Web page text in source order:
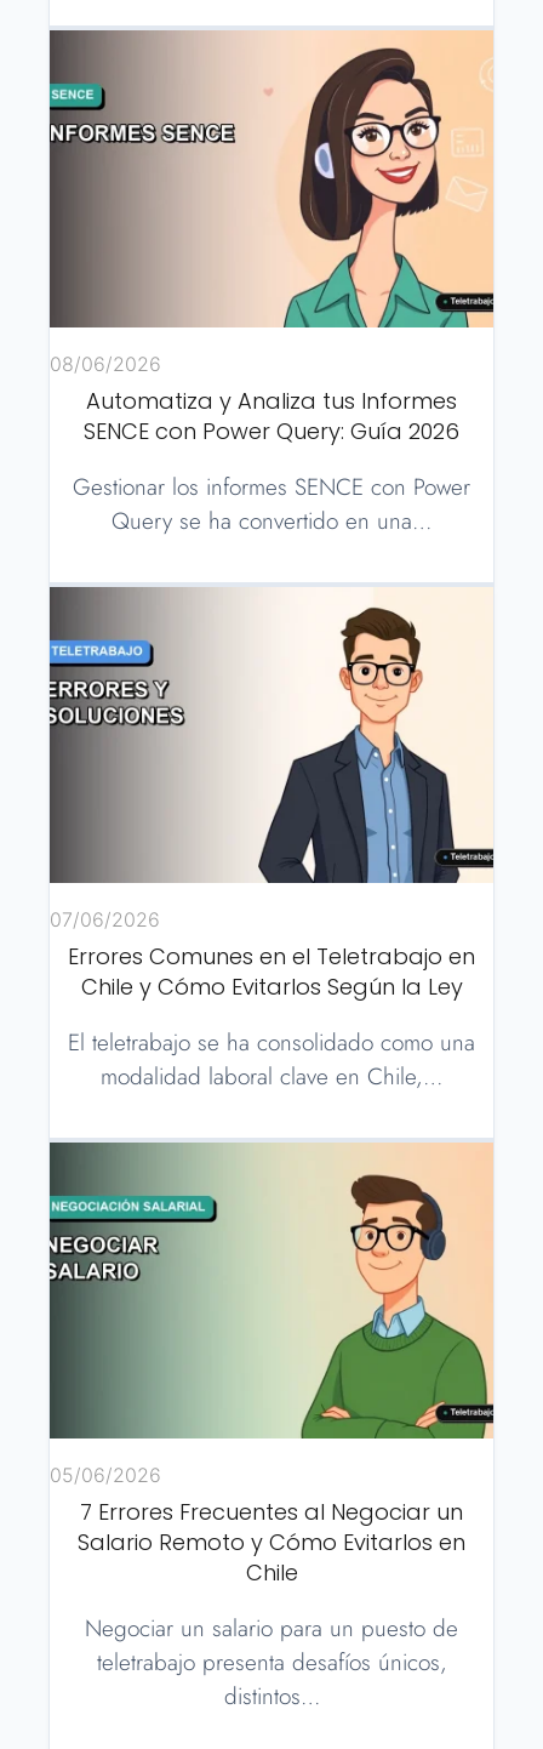
08/06/2026
Automatiza y Analiza tus Informes
SENCE con Power Query: Guía 2026
Gestionar los informes SENCE con Power
Query se ha convertido en una…
07/06/2026
Errores Comunes en el Teletrabajo en
Chile y Cómo Evitarlos Según la Ley
El teletrabajo se ha consolidado como una
modalidad laboral clave en Chile,…
05/06/2026
7 Errores Frecuentes al Negociar un
Salario Remoto y Cómo Evitarlos en
Chile
Negociar un salario para un puesto de
teletrabajo presenta desafíos únicos,
distintos…